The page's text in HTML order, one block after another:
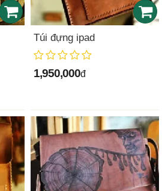
Túi đựng ipad
1,950,000đ